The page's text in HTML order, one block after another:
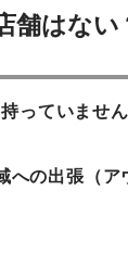
舗はない
っていません
への出張（ア